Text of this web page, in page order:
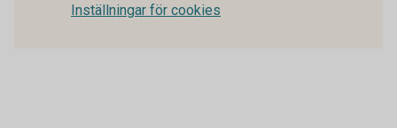
Inställningar för cookies